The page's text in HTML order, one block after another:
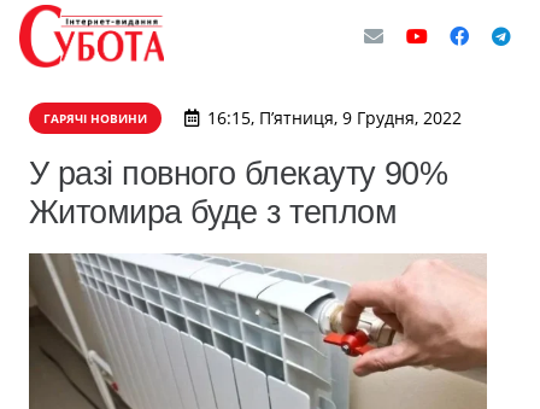
ГАРЯЧІ НОВИНИ 16:15, П’ятниця, 9 Грудня, 2022
У разі повного блекауту 90%
Житомира буде з теплом